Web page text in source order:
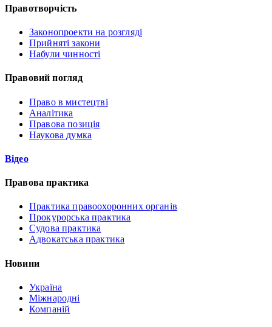
Правотворчість
Законопроекти на розгляді
Прийняті закони
Набули чинності
Правовий погляд
Право в мистецтві
Аналітика
Правова позиція
Наукова думка
Відео
Правова практика
Практика правоохоронних органів
Прокурорська практика
Судова практика
Адвокатська практика
Новини
Україна
Міжнародні
Компаній